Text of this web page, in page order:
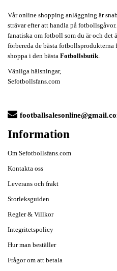
Vår online shopping anläggning är
strävar efter att handla på
fanatiska om fotboll som du är och det
förbereda de bästa
shoppa i den bästa Fotbollsbutik.
Vänliga hälsningar,
Sefotbollsfans.com
Information
Om Sefotbollsfans.com
Kontakta oss
Leverans och frakt
Storleksguiden
Regler & Villkor
Integritetspolicy
Hur man beställer
Frågor om att betala